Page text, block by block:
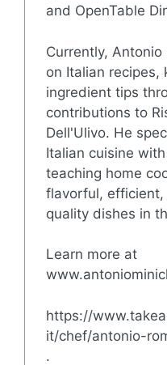
and OpenTable
Currently,
on Italian recipes,
ingredient tips
contributions to
Dell'Ulivo. He
Italian cuisine
teaching home
flavorful,
quality dishes in
Learn more at
https://
it/chef/antonio-
.